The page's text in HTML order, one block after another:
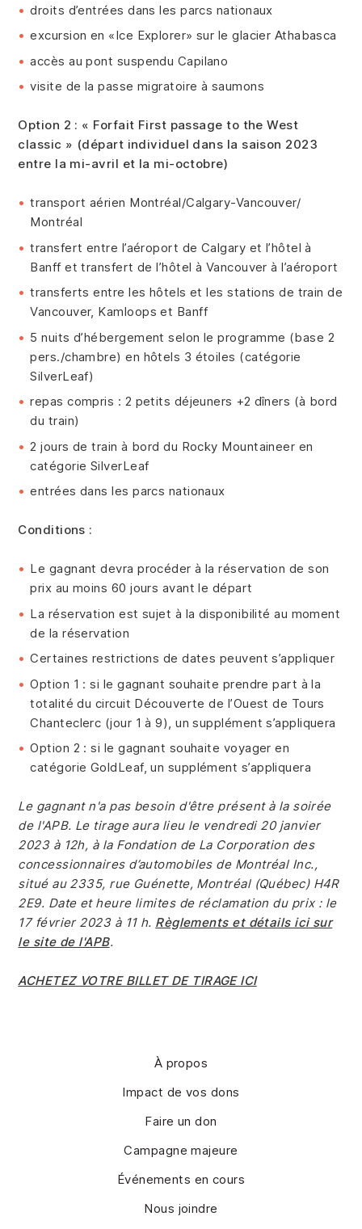
droits d’entrées dans les parcs nationaux
excursion en «Ice Explorer» sur le glacier Athabasca
accès au pont suspendu Capilano
visite de la passe migratoire à saumons
Option 2 : « Forfait First passage to the West
classic » (départ individuel dans la saison 2023
entre la mi-avril et la mi-octobre)
transport aérien Montréal/Calgary-Vancouver/
Montréal
transfert entre l’aéroport de Calgary et l’hôtel à
Banff et transfert de l’hôtel à Vancouver à l’aéroport
transferts entre les hôtels et les stations de train de
Vancouver, Kamloops et Banff
5 nuits d’hébergement selon le programme (base 2
pers./chambre) en hôtels 3 étoiles (catégorie
SilverLeaf)
repas compris : 2 petits déjeuners +2 dîners (à bord
du train)
2 jours de train à bord du Rocky Mountaineer en
catégorie SilverLeaf
entrées dans les parcs nationaux
Conditions :
Le gagnant devra procéder à la réservation de son
prix au moins 60 jours avant le départ
La réservation est sujet à la disponibilité au moment
de la réservation
Certaines restrictions de dates peuvent s’appliquer
Option 1 : si le gagnant souhaite prendre part à la
totalité du circuit Découverte de l’Ouest de Tours
Chanteclerc (jour 1 à 9), un supplément s’appliquera
Option 2 : si le gagnant souhaite voyager en
catégorie GoldLeaf, un supplément s’appliquera
Le gagnant n'a pas besoin d'être présent à la soirée
de l'APB. Le tirage aura lieu le vendredi20 janvier
2023 à 12h, à la Fondation de La Corporation des
concessionnaires d’automobiles de Montréal Inc.,
situé au 2335, rue Guénette, Montréal (Québec) H4R
2E9. Date et heure limites de réclamation du prix : le
17 février 2023 à 11 h. Règlements et détails ici sur
le site de l'APB.
ACHETEZ VOTRE BILLET DE TIRAGE ICI
À propos
Impact de vos dons
Faire un don
Campagne majeure
Événements en cours
Nous joindre